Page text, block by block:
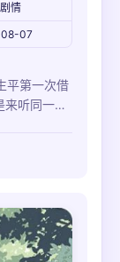
情
07
平第一次借
听同一门